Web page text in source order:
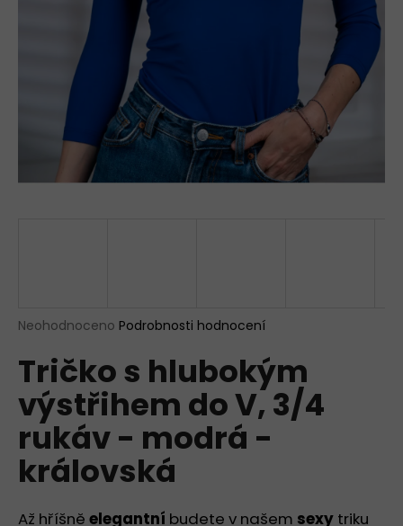
Průměrné
produktu
z
5
hvězdiček.
Neohodnoceno Podrobnosti hodnocení
Tričko s hlubokým
výstřihem do V, 3/4
rukáv - modrá -
královská
Až hříšně elegantní budete v našem sexy triku
p
r
u
č
u
j
e
m